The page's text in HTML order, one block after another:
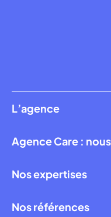
L’agence
Agence Care :
Nos expertises
Nos références